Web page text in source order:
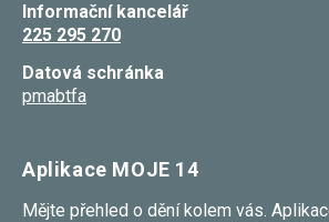
Informační kancelář
225 295 270
Datová schránka
pmabtfa
Aplikace MOJE 14
Mějte přehled o dění kolem vás.